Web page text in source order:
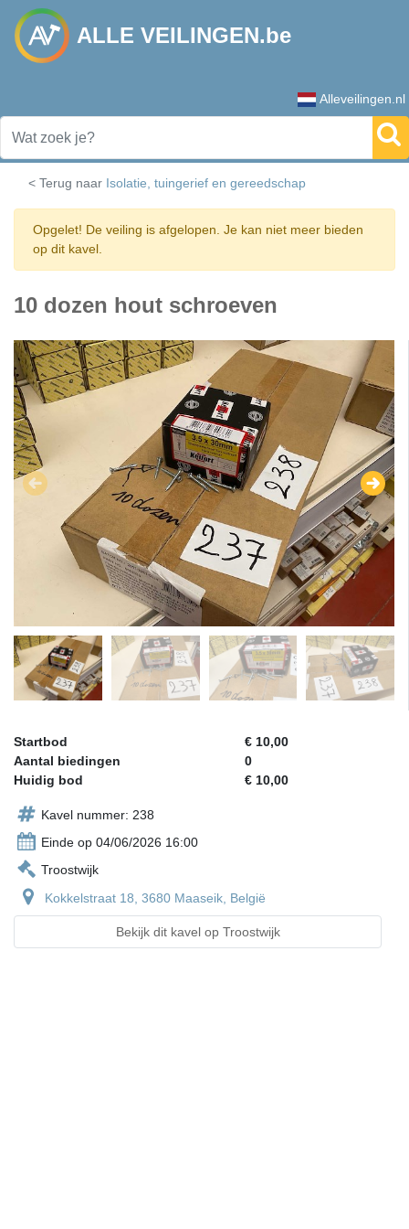
ALLE VEILINGEN.be
Alleveilingen.nl
< Terug naar Isolatie, tuingerief en gereedschap
Opgelet! De veiling is afgelopen. Je kan niet meer bieden
op dit kavel.
10 dozen hout schroeven
Startbod
€ 10,00
Aantal biedingen
0
Huidig bod
€ 10,00
Kavel nummer: 238
Einde op 04/06/2026 16:00
Troostwijk
Kokkelstraat 18, 3680 Maaseik, België
Bekijk dit kavel op Troostwijk